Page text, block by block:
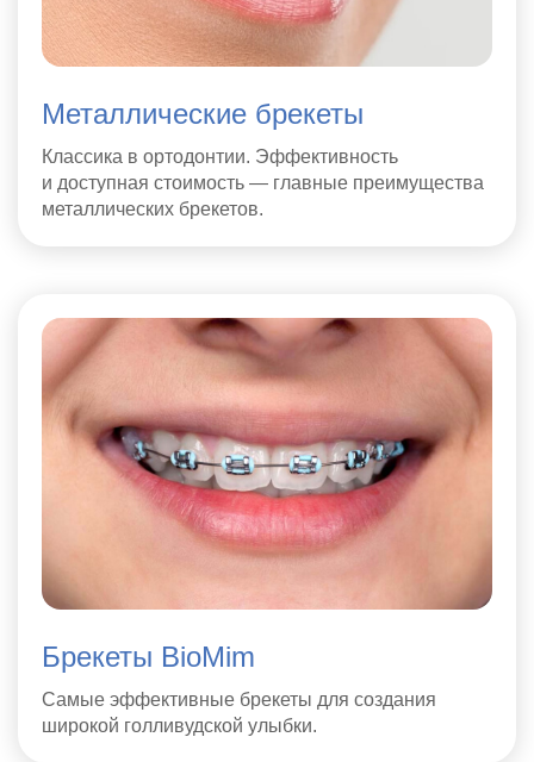
Металлические брекеты
Классика в ортодонтии. Эффективность
и доступная стоимость — главные преимущества
металлических брекетов.
Брекеты BioMim
Самые эффективные брекеты для создания
широкой голливудской улыбки.